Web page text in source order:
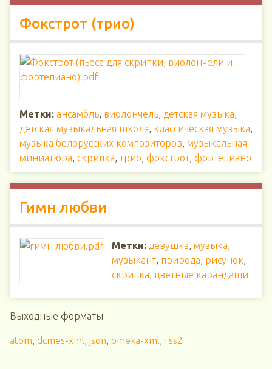
Фокстрот (трио)
Метки: ансамбль, виолончель, детская музыка,
детская музыкальная школа, классическая музыка,
музыка белорусских композиторов, музыкальная
миниатюра, скрипка, трио, фокстрот, фортепиано
Гимн любви
Метки: девушка, музыка,
музыкант, природа, рисунок,
скрипка, цветные карандаши
Выходные форматы
atom, dcmes-xml, json, omeka-xml, rss2